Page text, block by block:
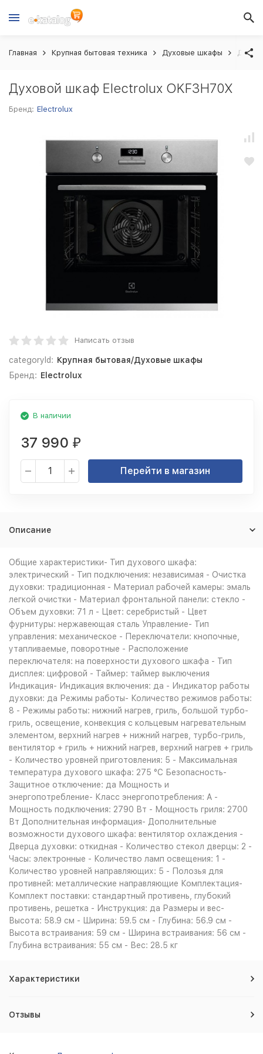
Главная Крупная бытовая техника Духовые шкафы
Духовой шкаф Electrolux OKF3H70X
Бренд: Electrolux
Написать отзыв
categoryId: Крупная бытовая/Духовые шкафы
Бренд: Electrolux
В наличии
37 990 ₽
Перейти в магазин
Описание
Общие характеристики- Тип духового шкафа:
электрический - Тип подключения: независимая - Очистка
духовки: традиционная - Материал рабочей камеры: эмаль
легкой очистки - Материал фронтальной панели: стекло -
Объем духовки: 71 л - Цвет: серебристый - Цвет
фурнитуры: нержавеющая сталь Управление- Тип
управления: механическое - Переключатели: кнопочные,
утапливаемые, поворотные - Расположение
переключателя: на поверхности духового шкафа - Тип
дисплея: цифровой - Таймер: таймер выключения
Индикация- Индикация включения: да - Индикатор работы
духовки: да Режимы работы- Количество режимов работы:
8 - Режимы работы: нижний нагрев, гриль, большой турбо-
гриль, освещение, конвекция с кольцевым нагревательным
элементом, верхний нагрев + нижний нагрев, турбо-гриль,
вентилятор + гриль + нижний нагрев, верхний нагрев + гриль
- Количество уровней приготовления: 5 - Максимальная
температура духового шкафа: 275 °С Безопасность-
Защитное отключение: да Мощность и
энергопотребление- Класс энергопотребления: A -
Мощность подключения: 2790 Вт - Мощность гриля: 2700
Вт Дополнительная информация- Дополнительные
возможности духового шкафа: вентилятор охлаждения -
Дверца духовки: откидная - Количество стекол дверцы: 2 -
Часы: электронные - Количество ламп освещения: 1 -
Количество уровней направляющих: 5 - Полозья для
противней: металлические направляющие Комплектация-
Комплект поставки: стандартный противень, глубокий
противень, решетка - Инструкция: да Размеры и вес-
Высота: 58.9 см - Ширина: 59.5 см - Глубина: 56.9 см -
Высота встраивания: 59 см - Ширина встраивания: 56 см -
Глубина встраивания: 55 см - Вес: 28.5 кг
Характеристики
Отзывы